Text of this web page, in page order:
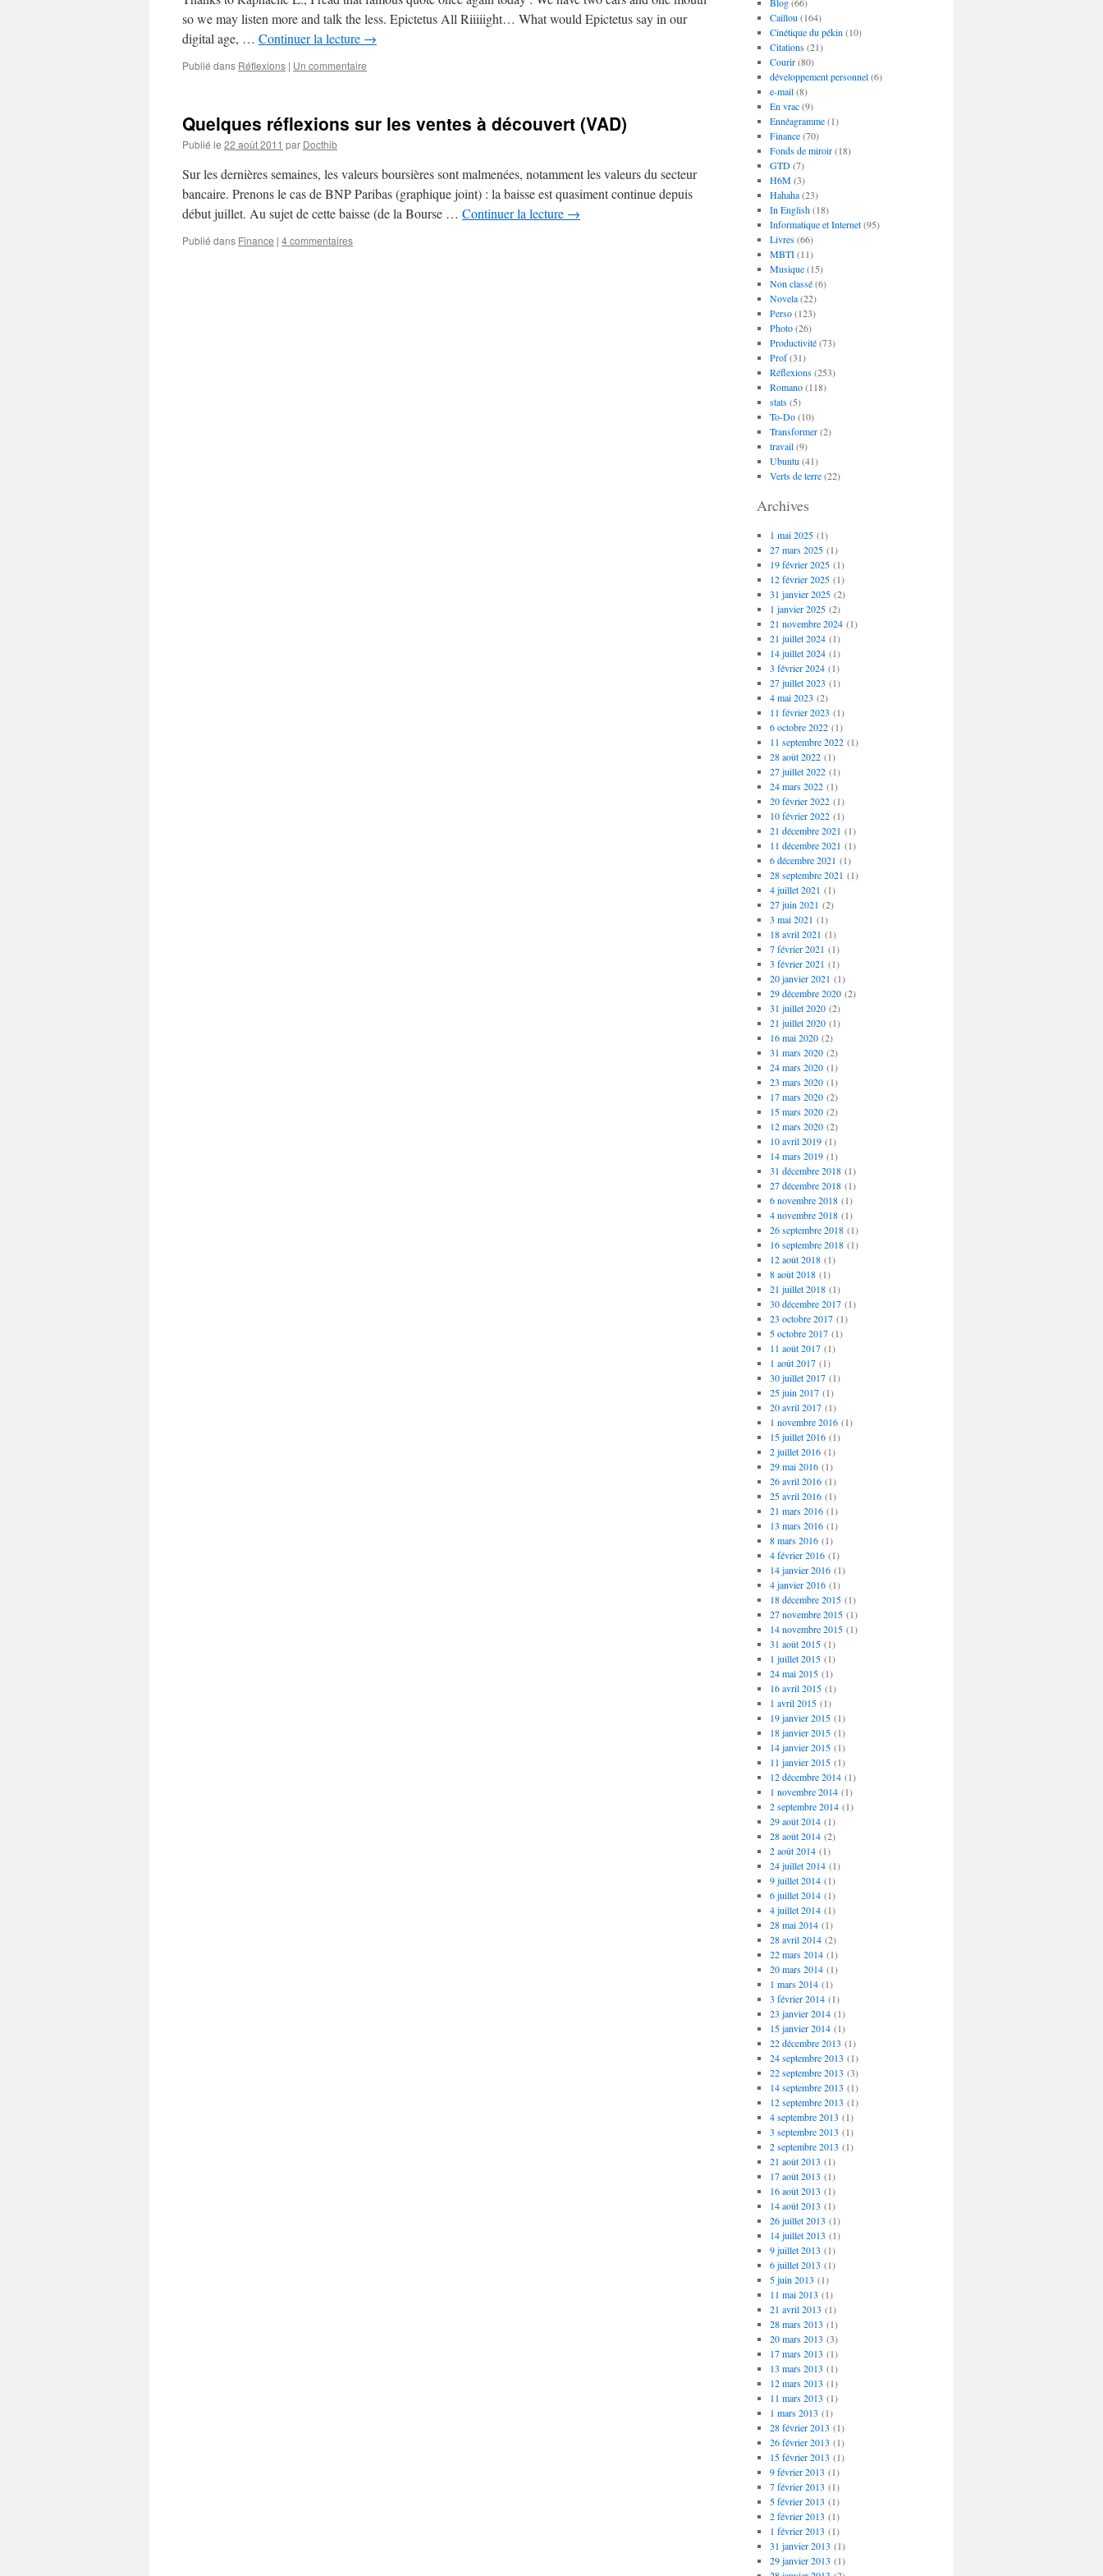
so we may listen more and talk the less. Epictetus All Riiiiight… What would Epictetus say in our
digital age, … Continuer la lecture →
Publié dans Réflexions | Un commentaire
Quelques réflexions sur les ventes à découvert (VAD)
Publié le 22 août 2011 par Docthib
Sur les dernières semaines, les valeurs boursières sont malmenées, notamment les valeurs du secteur
bancaire. Prenons le cas de BNP Paribas (graphique joint) : la baisse est quasiment continue depuis
début juillet. Au sujet de cette baisse (de la Bourse … Continuer la lecture →
Publié dans Finance | 4 commentaires
Caillou (164)
Cinétique du pékin (10)
Citations(21)
Courir(80)
développement personnel(6)
e-mail(8)
En vrac(9)
Ennéagramme(1)
Finance(70)
Fonds de miroir(18)
GTD(7)
H6M(3)
Hahaha(23)
In English(18)
Informatique et Internet(95)
Livres(66)
MBTI(11)
Musique(15)
Non classé(6)
Novela(22)
Perso(123)
Photo(26)
Productivité(73)
Prof(31)
Réflexions(253)
Romano(118)
stats(5)
To-Do(10)
Transformer(2)
travail(9)
Ubuntu (41)
Verts de terre(22)
Archives
1 mai 2025(1)
27 mars 2025(1)
19 février 2025(1)
12 février 2025(1)
31 janvier 2025(2)
1 janvier 2025(2)
21 novembre 2024(1)
21 juillet 2024(1)
14 juillet 2024(1)
3 février 2024(1)
27 juillet 2023 (1)
4 mai 2023 (2)
11 février 2023 (1)
6 octobre 2022(1)
11 septembre 2022(1)
28 août 2022(1)
27 juillet 2022(1)
24 mars 2022(1)
20 février 2022(1)
10 février 2022(1)
21 décembre 2021 (1)
11 décembre 2021 (1)
6 décembre 2021 (1)
28 septembre 2021 (1)
4 juillet 2021 (1)
27 juin 2021 (2)
3 mai 2021 (1)
18 avril 2021 (1)
7 février 2021 (1)
3 février 2021 (1)
20 janvier 2021 (1)
29 décembre 2020(2)
31 juillet 2020(2)
21 juillet 2020(1)
16 mai 2020(2)
31 mars 2020(2)
24 mars 2020(1)
23 mars 2020(1)
17 mars 2020(2)
15 mars 2020(2)
12 mars 2020(2)
10 avril 2019(1)
14 mars 2019(1)
31 décembre 2018(1)
27 décembre 2018(1)
6 novembre 2018(1)
4 novembre 2018(1)
26 septembre 2018(1)
16 septembre 2018(1)
12 août 2018(1)
8 août 2018(1)
21 juillet 2018(1)
30 décembre 2017(1)
23 octobre 2017(1)
5 octobre 2017(1)
11 août 2017(1)
1 août 2017(1)
30 juillet 2017(1)
25 juin 2017(1)
20 avril 2017(1)
1 novembre 2016(1)
15 juillet 2016(1)
2 juillet 2016(1)
29 mai 2016(1)
26 avril 2016(1)
25 avril 2016(1)
21 mars 2016(1)
13 mars 2016(1)
8 mars 2016(1)
4 février 2016(1)
14 janvier 2016(1)
4 janvier 2016(1)
18 décembre 2015(1)
27 novembre 2015(1)
14 novembre 2015(1)
31 août 2015(1)
1 juillet 2015(1)
24 mai 2015(1)
16 avril 2015(1)
1 avril 2015(1)
19 janvier 2015(1)
18 janvier 2015(1)
14 janvier 2015(1)
11 janvier 2015(1)
12 décembre 2014(1)
1 novembre 2014(1)
2 septembre 2014(1)
29 août 2014(1)
28 août 2014(2)
2 août 2014(1)
24 juillet 2014(1)
9 juillet 2014(1)
6 juillet 2014(1)
4 juillet 2014(1)
28 mai 2014(1)
28 avril 2014(2)
22 mars 2014(1)
20 mars 2014(1)
1 mars 2014(1)
3 février 2014(1)
23 janvier 2014(1)
15 janvier 2014(1)
22 décembre 2013 (1)
24 septembre 2013 (1)
22 septembre 2013 (3)
14 septembre 2013 (1)
12 septembre 2013 (1)
4 septembre 2013 (1)
3 septembre 2013 (1)
2 septembre 2013 (1)
21 août 2013 (1)
17 août 2013 (1)
16 août 2013 (1)
14 août 2013 (1)
26 juillet 2013 (1)
14 juillet 2013 (1)
9 juillet 2013 (1)
6 juillet 2013 (1)
5 juin 2013 (1)
11 mai 2013 (1)
21 avril 2013 (1)
28 mars 2013 (1)
20 mars 2013 (3)
17 mars 2013 (1)
13 mars 2013 (1)
12 mars 2013 (1)
11 mars 2013 (1)
1 mars 2013 (1)
28 février 2013 (1)
26 février 2013 (1)
15 février 2013 (1)
9 février 2013 (1)
7 février 2013 (1)
5 février 2013 (1)
2 février 2013 (1)
1 février 2013 (1)
31 janvier 2013 (1)
29 janvier 2013 (1)